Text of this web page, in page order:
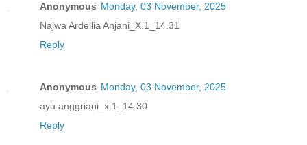
Anonymous Monday, 03 November, 2025
Najwa Ardellia Anjani_X.1_14.31
Reply
Anonymous Monday, 03 November, 2025
ayu anggriani_x.1_14.30
Reply